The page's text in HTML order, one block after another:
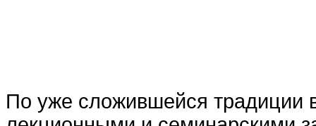
По уже сложившейся традиции